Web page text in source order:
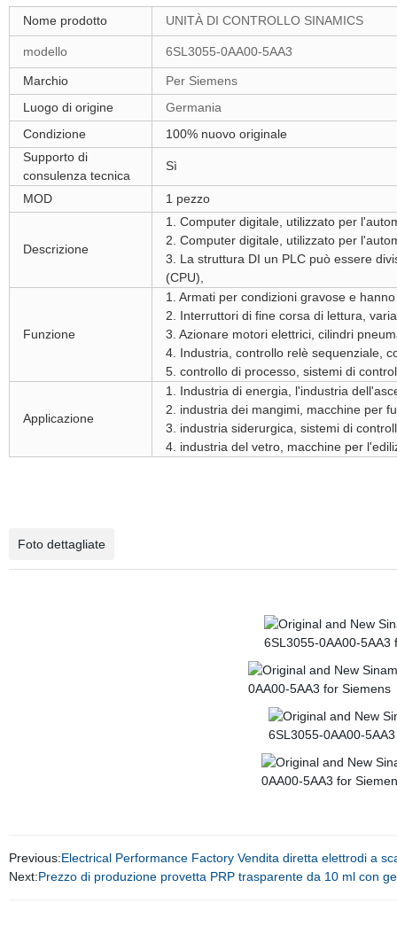
Nome prodotto
UNITÀ DI CONTROLLO SINAMICS
modello 6SL3055-0AA00-5AA3
Marchio
Per Siemens
Luogo di origine
Germania
Condizione
100% nuovo originale
Supporto di
consulenza tecnica
Sì
MOD 1 pezzo
Descrizione
1. Computer digitale, utilizzato per
2. Computer digitale, utilizzato per
3. La struttura DI un PLC può essere
(CPU),
Funzione
1. Armati per condizioni gravose e
2. Interruttori di fine corsa di lettura,
3. Azionare motori elettrici, cilindri
4. Industria, controllo relè sequenziale,
5. controllo di processo, sistemi di
Applicazione
1. Industria di energia, l'industria
2. industria dei mangimi, macchine per
3. industria siderurgica, sistemi di
4. industria del vetro, macchine per
Foto dettagliate
Previous:Electrical Performance Factory Vendita diretta elettrodi a
Next:Prezzo di produzione provetta PRP trasparente da 10 ml con